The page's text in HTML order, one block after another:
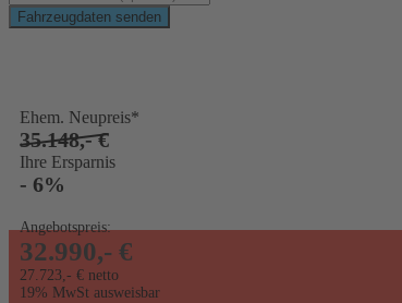
Fahrzeugdaten senden
Ehem. Neupreis*
35.148,- €
Ihre Ersparnis
- 6%
Angebotspreis:
32.990,- €
27.723,- € netto
19% MwSt ausweisbar